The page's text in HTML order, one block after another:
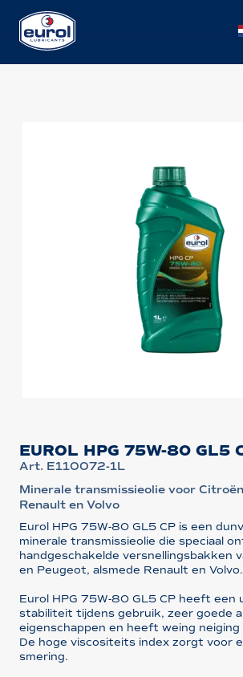
EUROL HPG 75W-80 GL5
Art. E110072-1L
Minerale transmissieolie voor
Renault en Volvo
Eurol HPG 75W-80 GL5 CP is een
minerale transmissieolie die speciaal
handgeschakelde versnellingsbakken
en Peugeot, alsmede Renault en Volvo.
Eurol HPG 75W-80 GL5 CP heeft een
stabiliteit tijdens gebruik, zeer goede
eigenschappen en heeft weing
De hoge viscositeits index zorgt voor
smering.